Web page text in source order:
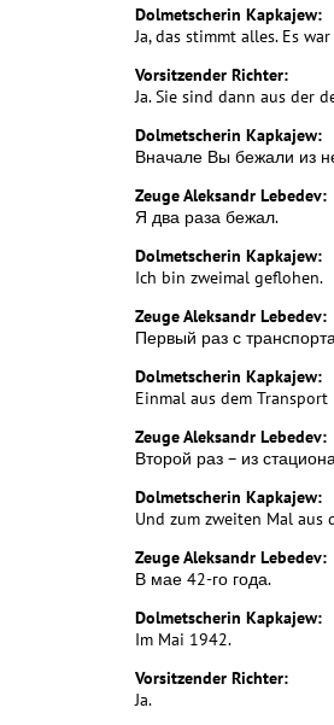
Dolmetscherin Kapkajew:
Ja, das stimmt alles. Es
Vorsitzender Richter:
Ja. Sie sind dann aus der
Dolmetscherin Kapkajew:
Вначале Вы бежали из
Zeuge Aleksandr Lebedev:
Я два раза бежал.
Dolmetscherin Kapkajew:
Ich bin zweimal geflohen.
Zeuge Aleksandr Lebedev:
Первый раз с
Dolmetscherin Kapkajew:
Einmal aus dem
Zeuge Aleksandr Lebedev:
Второй раз – из
Dolmetscherin Kapkajew:
Und zum zweiten Mal aus
Zeuge Aleksandr Lebedev:
В мае 42-го года.
Dolmetscherin Kapkajew:
Im Mai 1942.
Vorsitzender Richter:
Ja.